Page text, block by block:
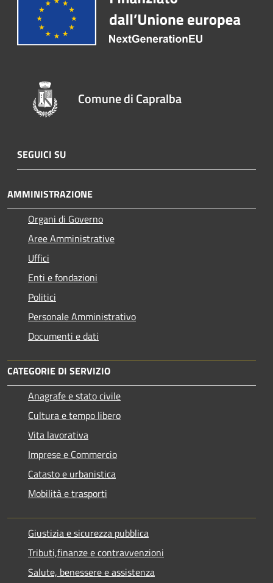
Comune di Capralba
SEGUICI SU
AMMINISTRAZIONE
Organi di Governo
Aree Amministrative
Uffici
Enti e fondazioni
Politici
Personale Amministrativo
Documenti e dati
CATEGORIE DI SERVIZIO
Anagrafe e stato civile
Cultura e tempo libero
Vita lavorativa
Imprese e Commercio
Catasto e urbanistica
Mobilità e trasporti
Giustizia e sicurezza pubblica
Tributi,finanze e contravvenzioni
Salute, benessere e assistenza